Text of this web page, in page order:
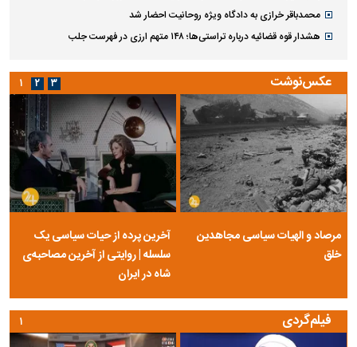
محمدباقر خرازی به دادگاه ویژه روحانیت احضار شد
هشدار قوه قضائیه درباره تراستی‌ها؛ ۱۴۸ متهم ارزی در فهرست جلب
عکس‌نوشت
مرصاد و الهیات سیاسی مجاهدین
خلق
آخرین پرده از حیات سیاسی یک
سلسله | روایتی از آخرین مصاحبه‌ی
شاه در ایران
۱ ۲ ۳
فیلم‌گردی ۱